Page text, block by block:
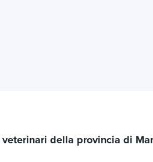
della provincia di